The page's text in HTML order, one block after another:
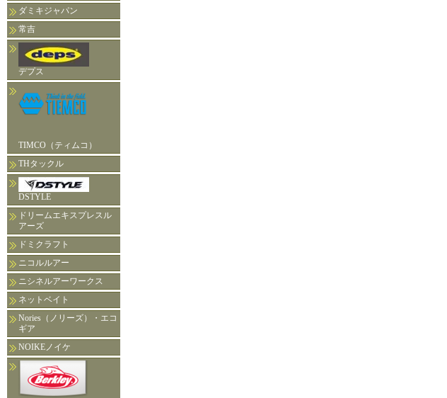
ダミキジャパン
常吉
デプス
TIMCO（ティムコ）
THタックル
DSTYLE
ドリームエキスプレスル
アーズ
ドミクラフト
ニコルルアー
ニシネルアーワークス
ネットベイト
Nories（ノリーズ）・エコ
ギア
NOIKEノイケ